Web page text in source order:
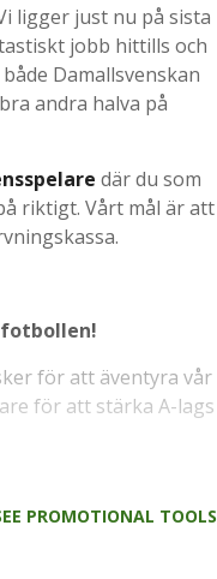
ligger just nu på sista
jobb hittills och
Damallsvenskan
andra halva på
där du som
riktigt. Vårt mål är att
för att äventyra vår
för att stärka A-lags
PROMOTIONAL TOOLS